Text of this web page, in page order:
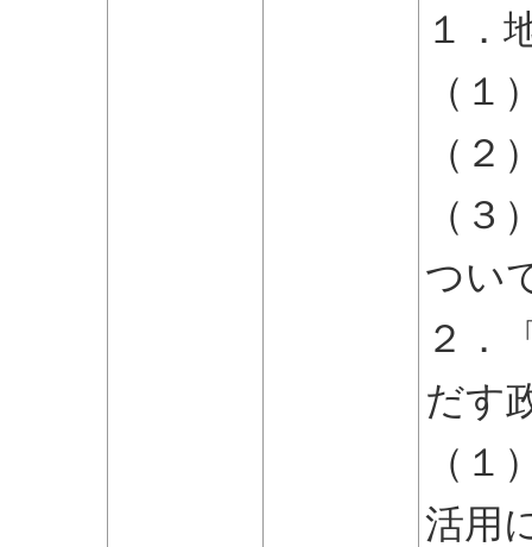
１．
（
（
（
つい
２．
だす
（１
活用